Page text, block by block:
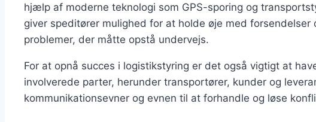
hjælp af moderne teknologi som GPS-sporing og
giver speditører mulighed for at holde øje med forsendelser
problemer, der måtte opstå undervejs.
For at opnå succes i logistikstyring er det også vigtigt at
involverede parter, herunder transportører, kunder og
kommunikationsevner og evnen til at forhandle og løse